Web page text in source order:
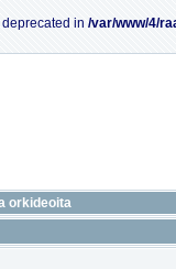
in /var/www/4/
orkideoita